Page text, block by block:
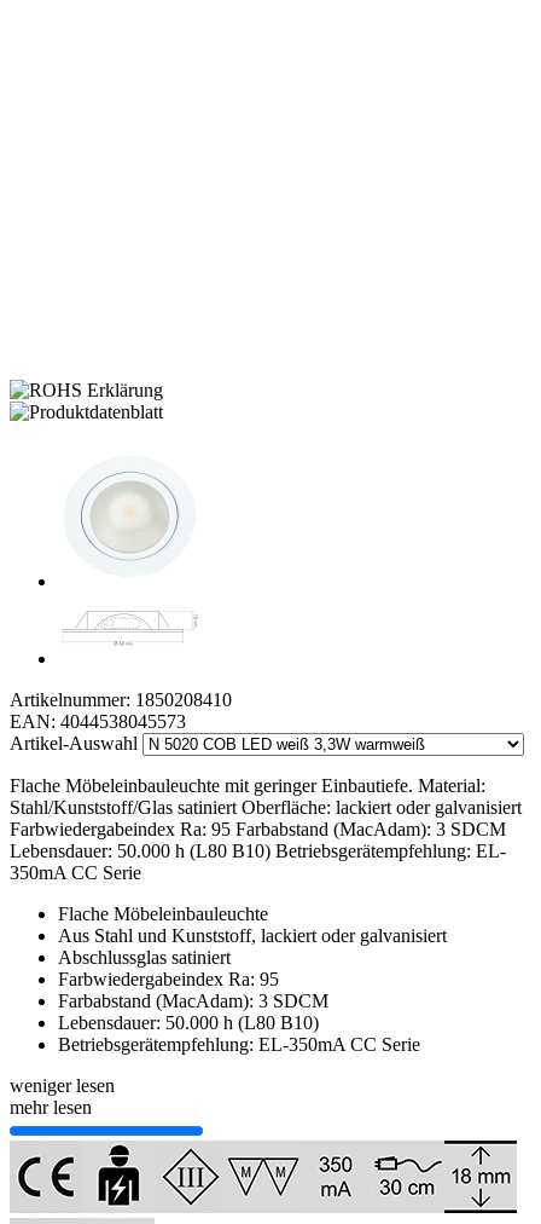
Artikelnummer: 1850208410
EAN: 4044538045573
Artikel-Auswahl
Flache Möbeleinbauleuchte mit geringer Einbautiefe. Material:
Stahl/Kunststoff/Glas satiniert Oberfläche: lackiert oder galvanisiert
Farbwiedergabeindex Ra: 95 Farbabstand (MacAdam): 3 SDCM
Lebensdauer: 50.000 h (L80 B10) Betriebsgerätempfehlung: EL-
350mA CC Serie
Flache Möbeleinbauleuchte
Aus Stahl und Kunststoff, lackiert oder galvanisiert
Abschlussglas satiniert
Farbwiedergabeindex Ra: 95
Farbabstand (MacAdam): 3 SDCM
Lebensdauer: 50.000 h (L80 B10)
Betriebsgerätempfehlung: EL-350mA CC Serie
weniger lesen
mehr lesen